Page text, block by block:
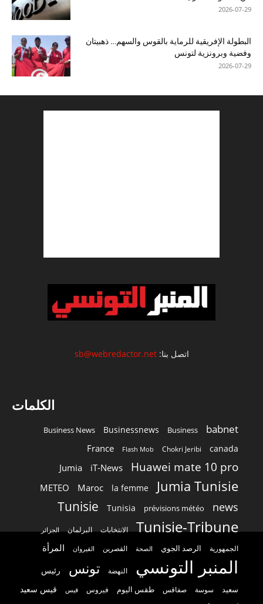
2026-07-29
البطولة الإفريقية للرماية بالقوس والسهم… ذهبيتان
وفضية وبرونزية لتونس
2026-07-29
اتصل بنا:sb@webredactor.net
الكلمات
babnet
Business
Businessnews
Business News
canada
Chokri Jeribi
Flash Mob
France
Huawei mate 10 pro
iT-News
Jumia
Jumia Tunisie
la femme
Maroc
METEO
news
prévisions météo
Tunisia
Tunisie
Tunisie-Tribune الانتخابات البرلمان الجزائر
الجمهورية الرصد الجوي الصحة القصرين القيروان المرأة
المنبر التونسي النهضة تونس رئيس
سعيد سوسة صفاقس طقس اليوم فيروس قيس قيس سعيد